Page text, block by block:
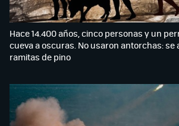
Hace 14.400 años, cinco personas y un
cueva a oscuras. No usaron antorchas:
ramitas de pino